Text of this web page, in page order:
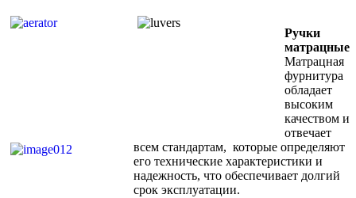
Ручки
матрацные
Матрацная
фурнитура
обладает
высоким
качеством и
отвечает
всем стандартам, которые определяют
его технические характеристики и
надежность, что обеспечивает долгий
срок эксплуатации.